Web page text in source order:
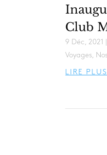
Club
9 Déc, 2021
Voyages,
LIRE PLUS